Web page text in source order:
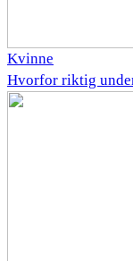
Kvinne
Hvorfor riktig